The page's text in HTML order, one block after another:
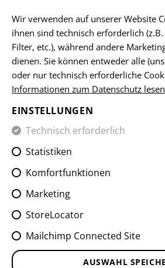
HOME SCHUSSWAFFENZUBEHÖR
AK47 MEDIUM
HANDGUARD M-LOK
Wir verwenden auf unserer Website
ihnen sind technisch erforderlich
Filter, etc.), während andere
dienen. Sie können entweder alle
oder nur technisch erforderliche
Informationen zum Datenschutz
EINSTELLUNGEN
Technisch erforderlich
Statistiken
Komfortfunktionen
Marketing
StoreLocator
Mailchimp Connected Site
AUSWAHL